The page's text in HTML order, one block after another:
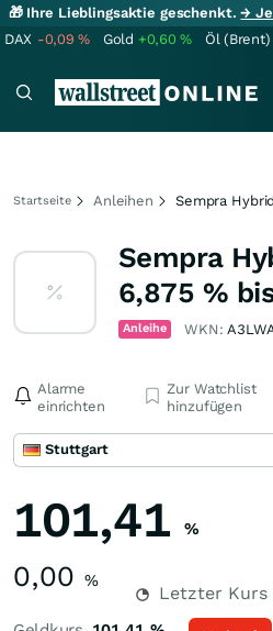
🎁 Ihre Lieblingsaktie geschenkt.→
DAX -0,09% Gold +0,60% Öl (Brent)
Startseite Anleihen Sempra
Sempra
6,875 %
Anleihe WKN:
Alarme
einrichten
Zur Watchlist
hinzufügen
Stuttgart
101,41 %
0,00 %
Letzter Kurs